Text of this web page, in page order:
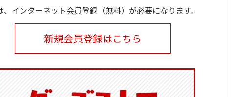
1,100円
(送料別・税込)
【安青錦】
605,000円
(送料・税込)
、インターネット会員登録（無料）が必要になります。
新規会員登録はこちら